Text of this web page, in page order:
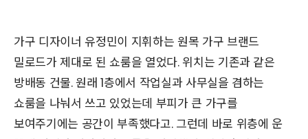
가구 디자이너 유정민이 지휘하는 원목 가구 브랜드
밀로드가 제대로 된 쇼룸을 열었다. 위치는 기존과 같은
방배동 건물. 원래 1층에서 작업실과 사무실을 겸하는
쇼룸을 나눠서 쓰고 있었는데 부피가 큰 가구를
보여주기에는 공간이 부족했다고. 그런데 바로 위층에 운